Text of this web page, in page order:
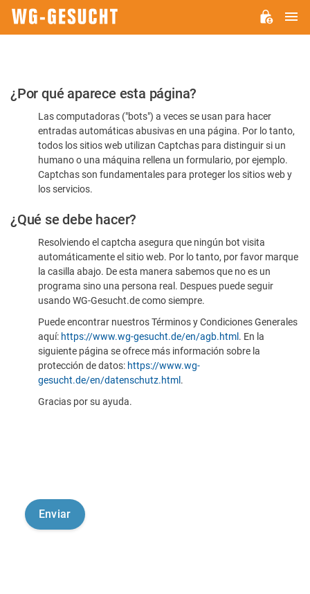
Por
favor,
confirme
humano
¿Por qué aparece esta página?
Las computadoras ("bots") a veces se usan para hacer
entradas automáticas abusivas en una página. Por lo tanto,
todos los sitios web utilizan Captchas para distinguir si un
humano o una máquina rellena un formulario, por ejemplo.
Captchas son fundamentales para proteger los sitios web y
los servicios.
¿Qué se debe hacer?
Resolviendo el captcha asegura que ningún bot visita
automáticamente el sitio web. Por lo tanto, por favor marque
la casilla abajo. De esta manera sabemos que no es un
programa sino una persona real. Despues puede seguir
usando WG-Gesucht.de como siempre.
Puede encontrar nuestros Términos y Condiciones Generales
aquí: https://www.wg-gesucht.de/en/agb.html . En la
siguiente página se ofrece más información sobre la
protección de datos: https://www.wg-
gesucht.de/en/datenschutz.html .
Gracias por su ayuda.